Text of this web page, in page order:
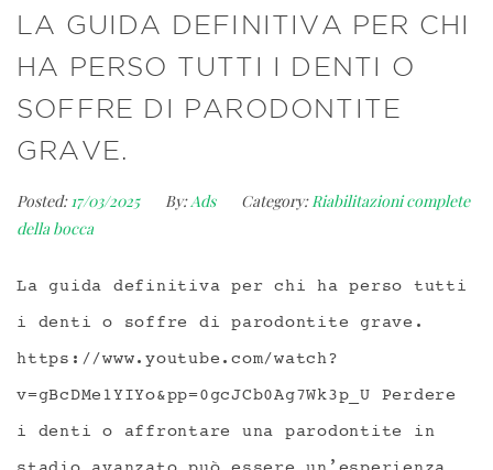
LA GUIDA DEFINITIVA PER CHI
HA PERSO TUTTI I DENTI O
SOFFRE DI PARODONTITE
GRAVE.
Posted: 17/03/2025 By:Ads Category:Riabilitazioni complete
della bocca
La guida definitiva per chi ha perso tutti
i denti o soffre di parodontite grave.
https://www.youtube.com/watch?
v=gBcDMe1YIYo&pp=0gcJCb0Ag7Wk3p_U Perdere
i denti o affrontare una parodontite in